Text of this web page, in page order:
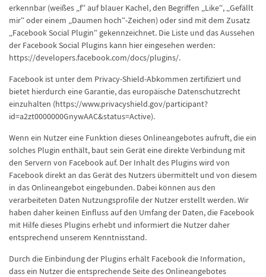
erkennbar (weißes „f“ auf blauer Kachel, den Begriffen „Like“, „Gefällt
mir“ oder einem „Daumen hoch“-Zeichen) oder sind mit dem Zusatz
„Facebook Social Plugin“ gekennzeichnet. Die Liste und das Aussehen
der Facebook Social Plugins kann hier eingesehen werden:
https://developers.facebook.com/docs/plugins/.
Facebook ist unter dem Privacy-Shield-Abkommen zertifiziert und
bietet hierdurch eine Garantie, das europäische Datenschutzrecht
einzuhalten (https://www.privacyshield.gov/participant?
id=a2zt0000000GnywAAC&status=Active).
Wenn ein Nutzer eine Funktion dieses Onlineangebotes aufruft, die ein
solches Plugin enthält, baut sein Gerät eine direkte Verbindung mit
den Servern von Facebook auf. Der Inhalt des Plugins wird von
Facebook direkt an das Gerät des Nutzers übermittelt und von diesem
in das Onlineangebot eingebunden. Dabei können aus den
verarbeiteten Daten Nutzungsprofile der Nutzer erstellt werden. Wir
haben daher keinen Einfluss auf den Umfang der Daten, die Facebook
mit Hilfe dieses Plugins erhebt und informiert die Nutzer daher
entsprechend unserem Kenntnisstand.
Durch die Einbindung der Plugins erhält Facebook die Information,
dass ein Nutzer die entsprechende Seite des Onlineangebotes